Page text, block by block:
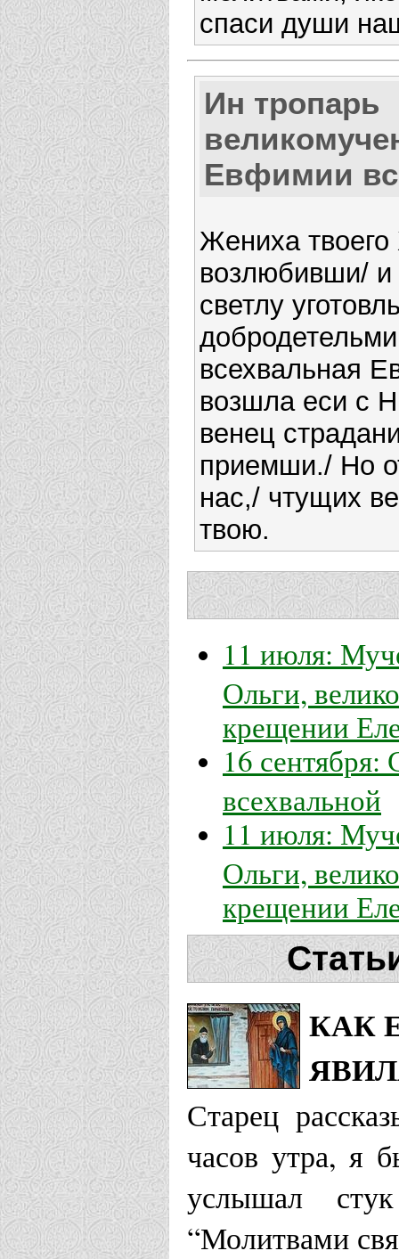
спаси души
Ин тропарь
Евфимии
Жениха твоего
возлюбивши/
светлу
всехвальная
возшла еси с
венец
приемши./ Но
нас,/ чтущих
твою.
11 июля:
Ольги,
крещении
16
всехвальной
11 июля:
Ольги,
крещении
КАК
Старец
часов утра, я
услышал
“Молитвами